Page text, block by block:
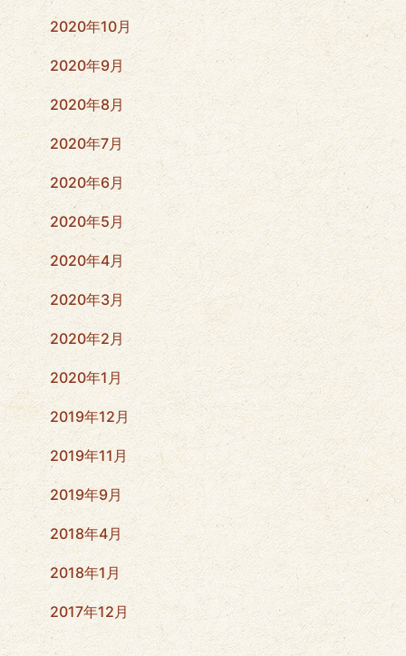
2020年10月
2020年9月
2020年8月
2020年7月
2020年6月
2020年5月
2020年4月
2020年3月
2020年2月
2020年1月
2019年12月
2019年11月
2019年9月
2018年4月
2018年1月
2017年12月